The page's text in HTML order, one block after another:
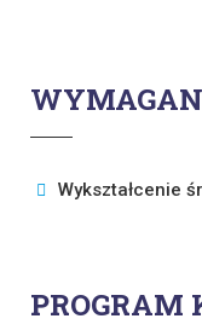
Wykształcenie
PROGRAM